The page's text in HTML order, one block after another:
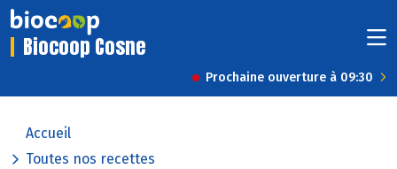
Biocoop Cosne
Prochaine ouverture à 09:30
Accueil
Toutes nos recettes